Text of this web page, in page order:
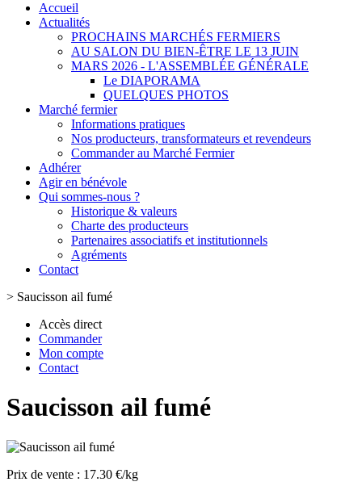
Accueil
Actualités
PROCHAINS MARCHÉS FERMIERS
AU SALON DU BIEN-ÊTRE LE 13 JUIN
MARS 2026 - L'ASSEMBLÉE GÉNÉRALE
Le DIAPORAMA
QUELQUES PHOTOS
Marché fermier
Informations pratiques
Nos producteurs, transformateurs et revendeurs
Commander au Marché Fermier
Adhérer
Agir en bénévole
Qui sommes-nous ?
Historique & valeurs
Charte des producteurs
Partenaires associatifs et institutionnels
Agréments
Contact
> Saucisson ail fumé
Accès direct
Commander
Mon compte
Contact
Saucisson ail fumé
Prix de vente : 17.30 €/kg